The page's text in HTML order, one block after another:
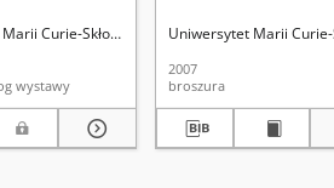
Główna Kowalski, Zdzisław Olczakowa,
2004
Curie-Skłodowskiej (Lublin). Biblioteka
wystawy
Uniwersytet Marii Curie-
2007
broszura